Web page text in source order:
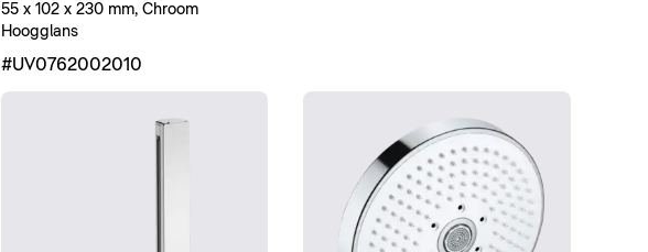
55 x 102 x 230 mm, Chroom
Hoogglans
#UV0762002010